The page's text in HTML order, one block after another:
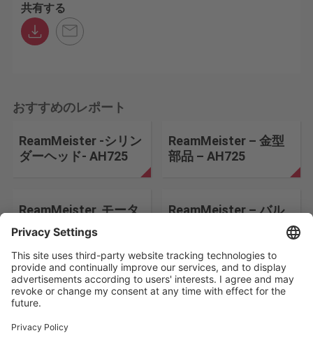
共有する
おすすめのレポート
ReamMeister -シリン
ダーヘッド- AH725
ReamMeister – 金型
部品 – AH725
ReamMeister, モータ
フランジ, AH725
ReamMeister – バル
検索条件を変更する